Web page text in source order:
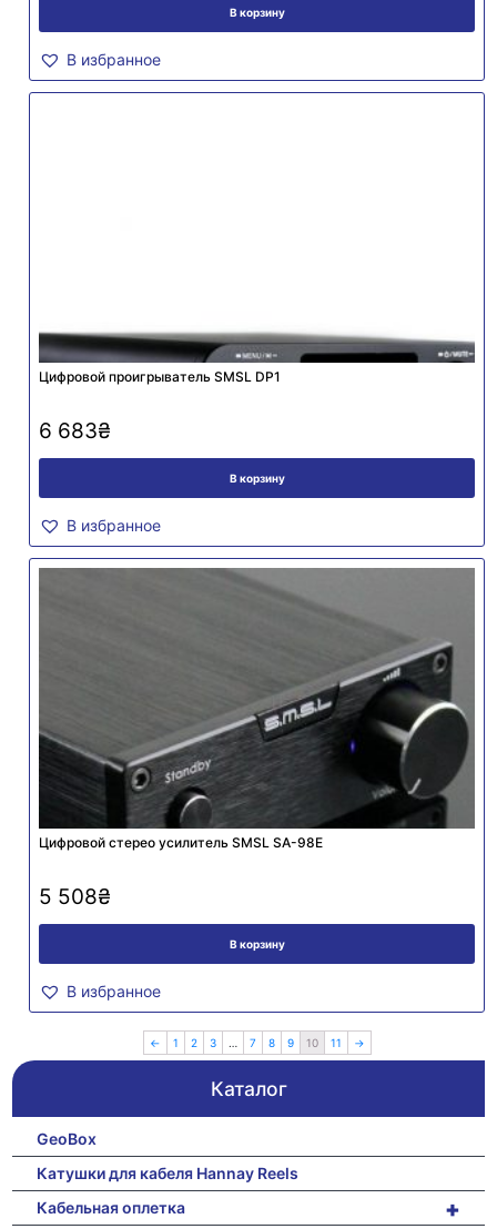
В корзину
В избранное
Цифровой проигрыватель SMSL DP1
6 683₴
В корзину
В избранное
Цифровой стерео усилитель SMSL SA-98E
5 508₴
В корзину
В избранное
← 1 2 3 … 7 8 9 10 11 →
Каталог
GeoBox
Катушки для кабеля Hannay Reels
+
Кабельная оплетка